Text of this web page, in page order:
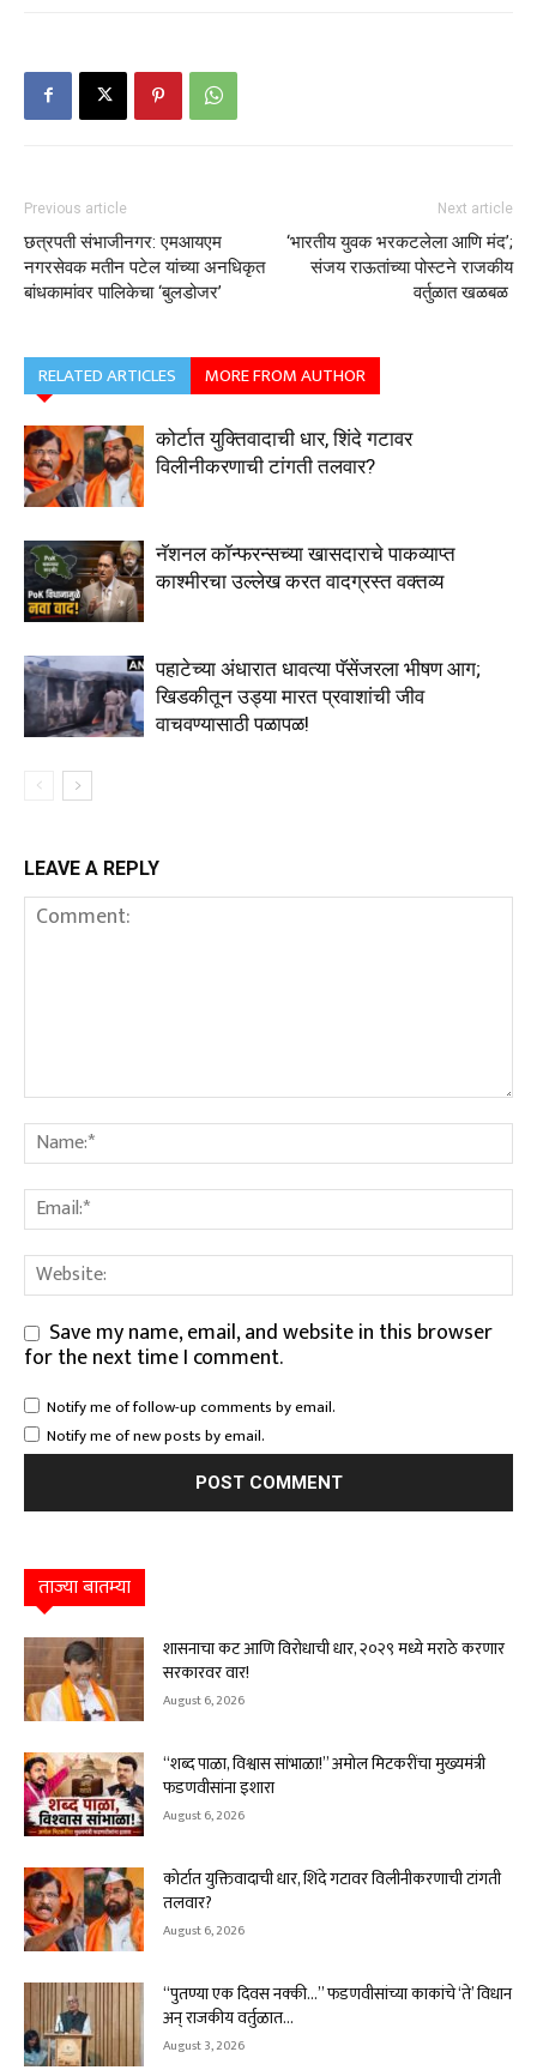
Previous article
छत्रपती संभाजीनगर: एमआयएम
नगरसेवक मतीन पटेल यांच्या अनधिकृत
बांधकामांवर पालिकेचा ‘बुलडोजर’
Next article
‘भारतीय युवक भरकटलेला आणि मंद’;
संजय राऊतांच्या पोस्टने राजकीय
वर्तुळात खळबळ
RELATED ARTICLES MORE FROM AUTHOR
कोर्टात युक्तिवादाची धार, शिंदे गटावर
विलीनीकरणाची टांगती तलवार?
नॅशनल कॉन्फरन्सच्या खासदाराचे पाकव्याप्त
काश्मीरचा उल्लेख करत वादग्रस्त वक्तव्य
पहाटेच्या अंधारात धावत्या पॅसेंजरला भीषण आग;
खिडकीतून उड्या मारत प्रवाशांची जीव
वाचवण्यासाठी पळापळ!
LEAVE A REPLY
Save my name, email, and website in this browser
for the next time I comment.
Notify me of follow-up comments by email.
Notify me of new posts by email.
ताज्या बातम्या
शासनाचा कट आणि विरोधाची धार, २०२९ मध्ये मराठे करणार
सरकारवर वार!
August 6, 2026
“शब्द पाळा, विश्वास सांभाळा!” अमोल मिटकरींचा मुख्यमंत्री
फडणवीसांना इशारा
August 6, 2026
कोर्टात युक्तिवादाची धार, शिंदे गटावर विलीनीकरणाची टांगती
तलवार?
August 6, 2026
“पुतण्या एक दिवस नक्की…” फडणवीसांच्या काकांचे ‘ते’ विधान
अन् राजकीय वर्तुळात...
August 3, 2026